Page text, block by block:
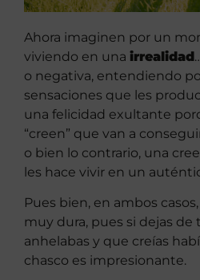
Ahora imaginen por un
viviendo en una irrealidad
o negativa, entendiendo
sensaciones que les
una felicidad exultante
“creen” que van a
o bien lo contrario, una
les hace vivir en un
Pues bien, en ambos
muy dura, pues si dejas
anhelabas y que creías
chasco es impresionante.